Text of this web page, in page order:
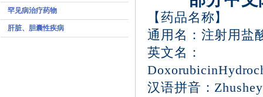
罕见病治疗药物
肝脏、胆囊性疾病
【药品名称】
通用名：注射用盐
英文名：
汉语拼音：